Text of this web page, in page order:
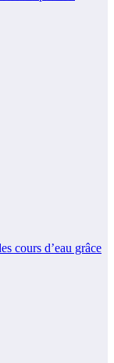
cours d’eau grâce